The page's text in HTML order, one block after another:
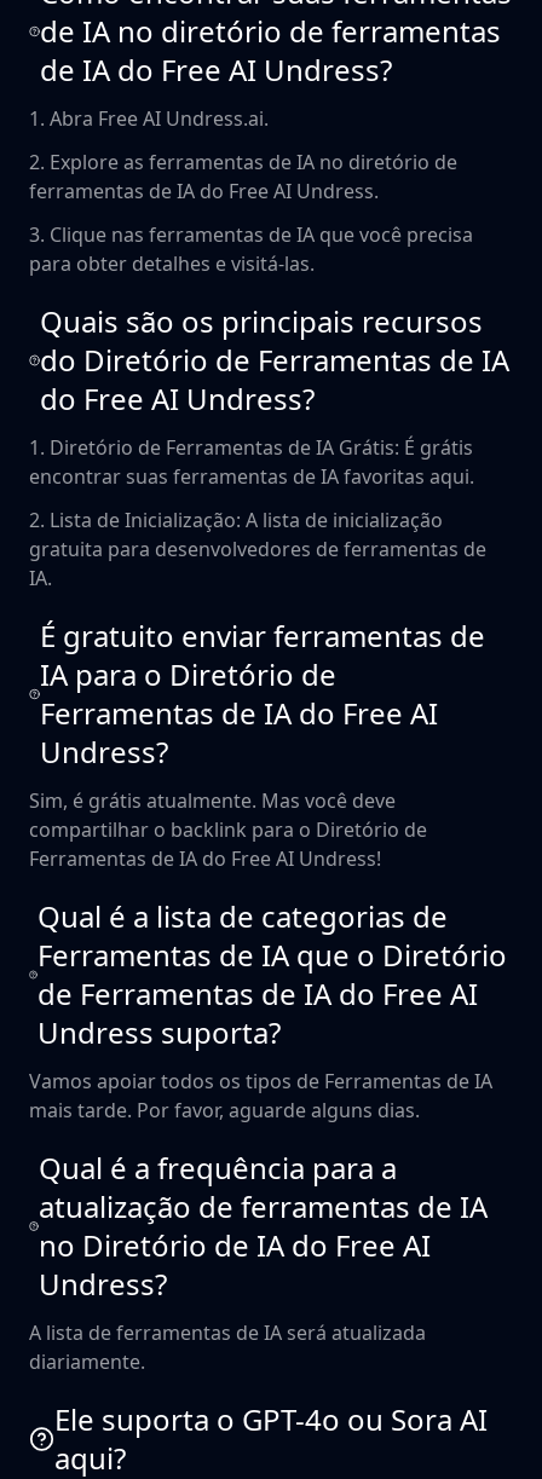
de IA no diretório de ferramentas
de IA do Free AI Undress?
1. Abra Free AI Undress.ai.
2. Explore as ferramentas de IA no diretório de
ferramentas de IA do Free AI Undress.
3. Clique nas ferramentas de IA que você precisa
para obter detalhes e visitá-las.
Quais são os principais recursos
do Diretório de Ferramentas de IA
do Free AI Undress?
1. Diretório de Ferramentas de IA Grátis: É grátis
encontrar suas ferramentas de IA favoritas aqui.
2. Lista de Inicialização: A lista de inicialização
gratuita para desenvolvedores de ferramentas de
IA.
É gratuito enviar ferramentas de
IA para o Diretório de
Ferramentas de IA do Free AI
Undress?
Sim, é grátis atualmente. Mas você deve
compartilhar o backlink para o Diretório de
Ferramentas de IA do Free AI Undress!
Qual é a lista de categorias de
Ferramentas de IA que o Diretório
de Ferramentas de IA do Free AI
Undress suporta?
Vamos apoiar todos os tipos de Ferramentas de IA
mais tarde. Por favor, aguarde alguns dias.
Qual é a frequência para a
atualização de ferramentas de IA
no Diretório de IA do Free AI
Undress?
A lista de ferramentas de IA será atualizada
diariamente.
Ele suporta o GPT-4o ou Sora AI
aqui?